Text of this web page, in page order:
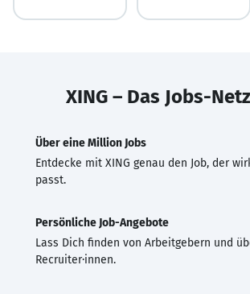
XING – Das Jobs-
Über eine Million Jobs
Entdecke mit XING genau den Job, der
passt.
Persönliche Job-Angebote
Lass Dich finden von Arbeitgebern und
Recruiter·innen.